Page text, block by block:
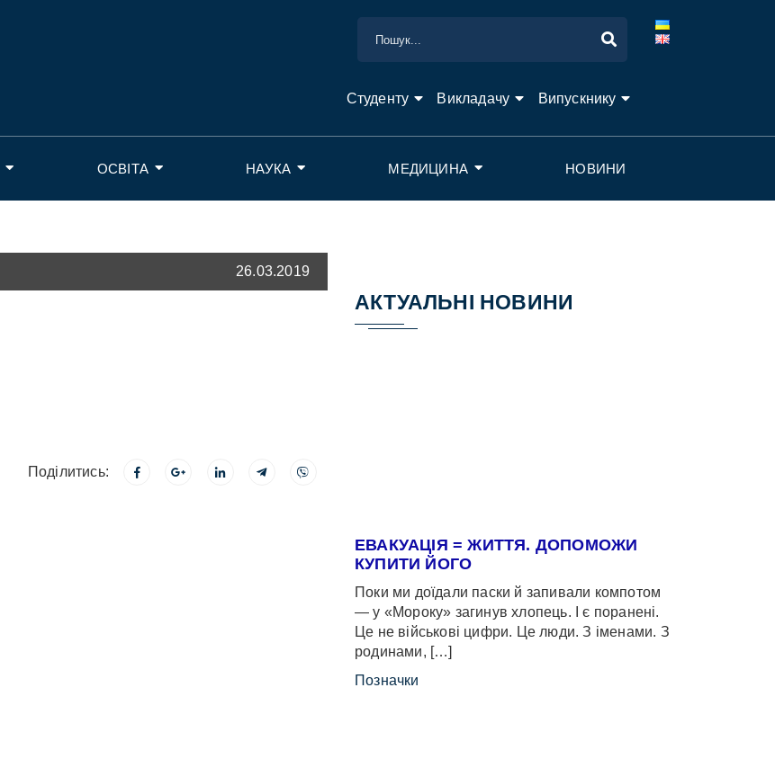
Студенту Викладачу Випускнику
ОСВІТА НАУКА МЕДИЦИНА НОВИНИ
26.03.2019
Поділитись:
АКТУАЛЬНІ НОВИНИ
ЕВАКУАЦІЯ = ЖИТТЯ. ДОПОМОЖИ
КУПИТИ ЙОГО
Поки ми доїдали паски й запивали компотом
— у «Мороку» загинув хлопець. І є поранені.
Це не військові цифри. Це люди. З іменами. З
родинами, […]
Позначки